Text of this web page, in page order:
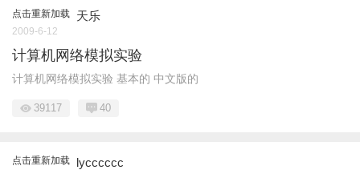
点击重新加载 天乐
2009-6-12
计算机网络模拟实验
计算机网络模拟实验 基本的 中文版的
39117 40
点击重新加载 lycccccc